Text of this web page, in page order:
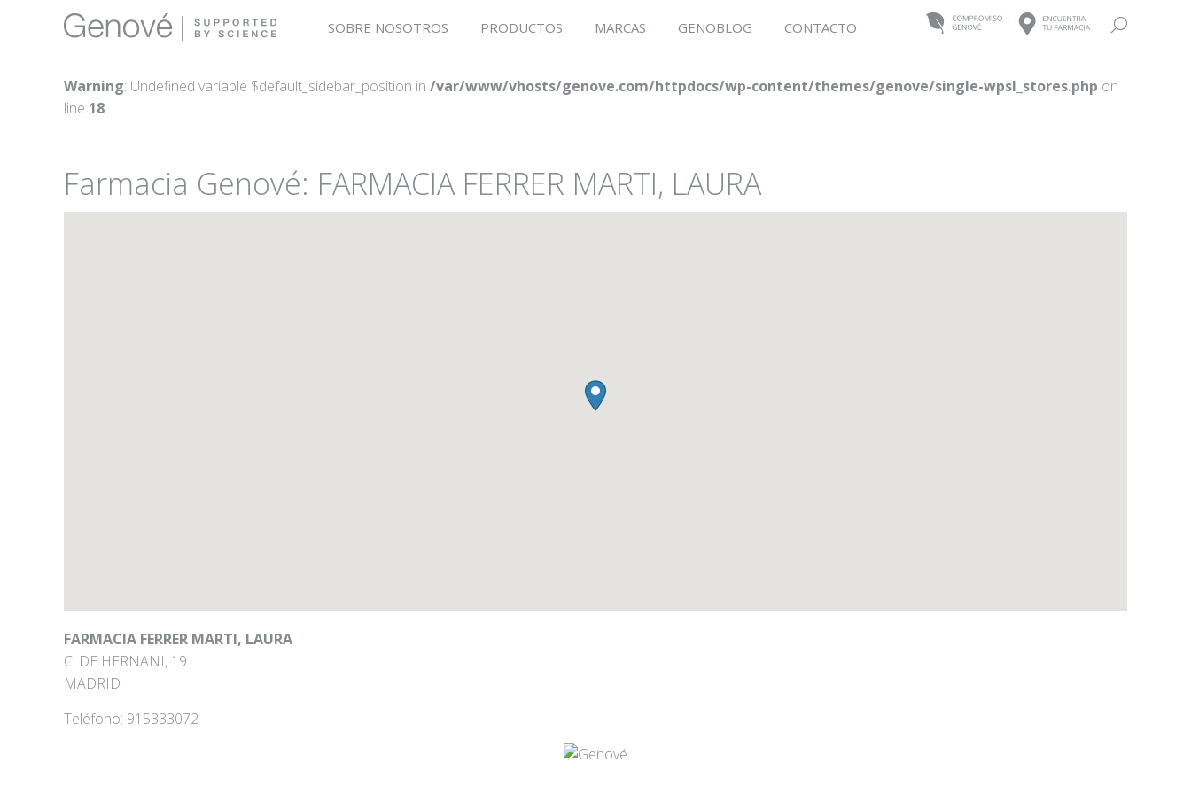
SOBRE NOSOTROS PRODUCTOS MARCAS GENOBLOG CONTACTO Buscar:
Warning: Undefined variable $default_sidebar_position in /var/www/vhosts/genove.com/httpdocs/wp-content/themes/genove/single-wpsl_stores.php on
line 18
Farmacia Genové: FARMACIA FERRER MARTI, LAURA
FARMACIA FERRER MARTI, LAURA
C. DE HERNANI, 19
MADRID
Teléfono: 915333072